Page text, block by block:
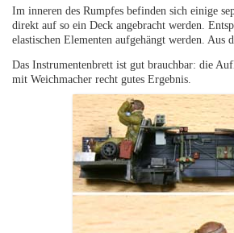
Im inneren des Rumpfes befinden sich einige
direkt auf so ein Deck angebracht werden.
elastischen Elementen aufgehängt werden.
Das Instrumentenbrett ist gut brauchbar: die
mit Weichmacher recht gutes Ergebnis.